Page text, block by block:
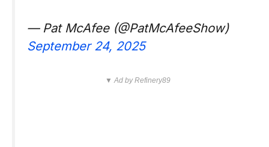
— Pat McAfee (@PatMcAfeeShow)
September 24, 2025
▼ Ad by Refinery89